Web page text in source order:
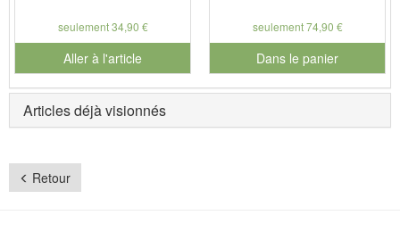
seulement 34,90 €
Aller à l'article
seulement 74,90 €
Dans le panier
pour le numéro de produit
Articles déjà visionnés
Retour